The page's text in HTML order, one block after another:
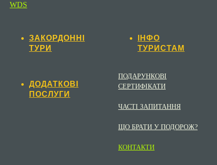
WDS
ЗАКОРДОННІ
ТУРИ
ДОДАТКОВІ
ПОСЛУГИ
ІНФО
ТУРИСТАМ
ПОДАРУНКОВІ
СЕРТИФІКАТИ
ЧАСТІ ЗАПИТАННЯ
ЩО БРАТИ У ПОДОРОЖ?
КОНТАКТИ